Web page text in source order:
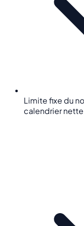
Limite fixe du
calendrier nette